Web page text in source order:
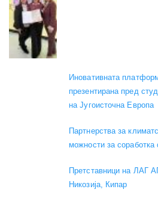
Иновативната
презентирана пред
на Југоисточна Европа
Партнерства за
можности за соработка
Претставници на ЛАГ
Никозија, Кипар